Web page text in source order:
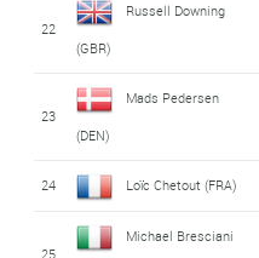
22
Russell Downing
(GBR)
23
Mads Pedersen
(DEN)
24 Loïc Chetout (FRA)
25
Michael Bresciani